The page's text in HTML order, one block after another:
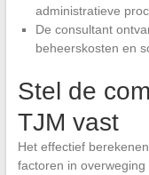
administratieve
De consultant
beheerskosten en
Stel de
TJM vast
Het effectief
factoren in